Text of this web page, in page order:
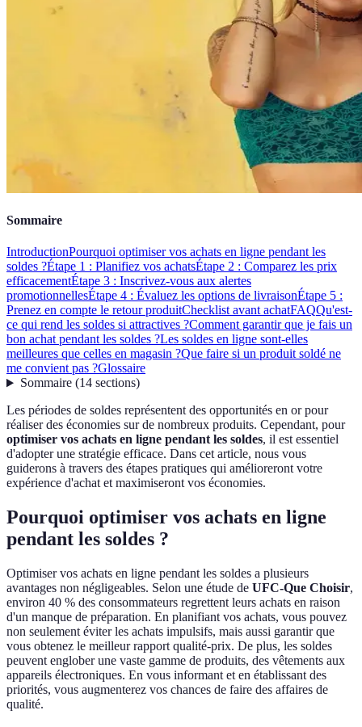
Sommaire
IntroductionPourquoi optimiser vos achats en ligne pendant les
soldes ?Étape 1 : Planifiez vos achatsÉtape 2 : Comparez les prix
efficacementÉtape 3 : Inscrivez-vous aux alertes
promotionnellesÉtape 4 : Évaluez les options de livraisonÉtape 5 :
Prenez en compte le retour produitChecklist avant achatFAQQu'est-
ce qui rend les soldes si attractives ?Comment garantir que je fais un
bon achat pendant les soldes ?Les soldes en ligne sont-elles
meilleures que celles en magasin ?Que faire si un produit soldé ne
me convient pas ?Glossaire
Sommaire(14 sections)
Les périodes de soldes représentent des opportunités en or pour
réaliser des économies sur de nombreux produits. Cependant, pour
optimiser vos achats en ligne pendant les soldes, il est essentiel
d'adopter une stratégie efficace. Dans cet article, nous vous
guiderons à travers des étapes pratiques qui amélioreront votre
expérience d'achat et maximiseront vos économies.
Pourquoi optimiser vos achats en ligne
pendant les soldes ?
Optimiser vos achats en ligne pendant les soldes a plusieurs
avantages non négligeables. Selon une étude de UFC-Que Choisir,
environ 40 % des consommateurs regrettent leurs achats en raison
d'un manque de préparation. En planifiant vos achats, vous pouvez
non seulement éviter les achats impulsifs, mais aussi garantir que
vous obtenez le meilleur rapport qualité-prix. De plus, les soldes
peuvent englober une vaste gamme de produits, des vêtements aux
appareils électroniques. En vous informant et en établissant des
priorités, vous augmenterez vos chances de faire des affaires de
qualité.